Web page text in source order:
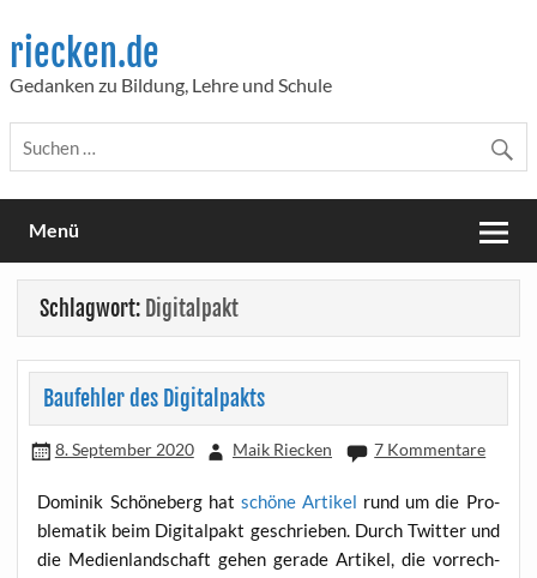
content
riecken.de
Gedanken zu Bildung, Lehre und Schule
Menü
Schlagwort: Digitalpakt
Baufehler des Digitalpakts
8. September 2020 Maik Riecken 7 Kommentare
Domi­nik Schö­ne­berg hat schö­ne Arti­kel rund um die Pro­
ble­ma­tik beim Digi­tal­pakt geschrie­ben. Durch Twit­ter und
die Medi­en­land­schaft gehen gera­de Arti­kel, die vor­rech­